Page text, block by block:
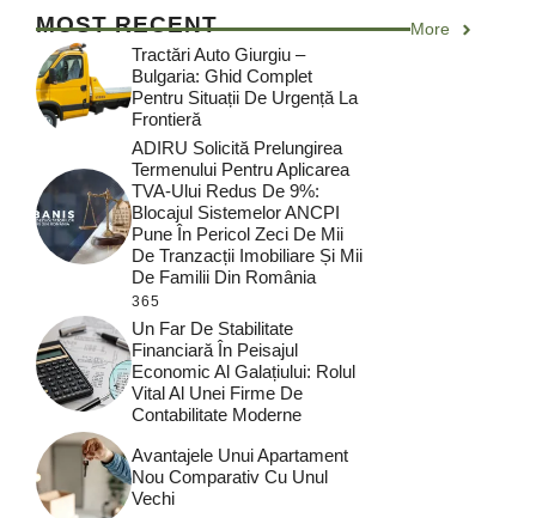
MOST RECENT More
Tractări Auto Giurgiu –
Bulgaria: Ghid Complet
Pentru Situații De Urgență La
Frontieră
ADIRU Solicită Prelungirea
Termenului Pentru Aplicarea
TVA-Ului Redus De 9%:
Blocajul Sistemelor ANCPI
Pune În Pericol Zeci De Mii
De Tranzacții Imobiliare Și Mii
De Familii Din România
365
Un Far De Stabilitate
Financiară În Peisajul
Economic Al Galațiului: Rolul
Vital Al Unei Firme De
Contabilitate Moderne
Avantajele Unui Apartament
Nou Comparativ Cu Unul
Vechi